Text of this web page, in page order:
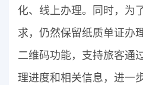
化、线上办理。同时，为
求，仍然保留纸质单证办
二维码功能，支持旅客通
理进度和相关信息，进一